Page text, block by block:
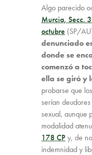
Algo parecido
Murcia, Secc.
octubre (SP/
denunciado
donde se
comenzó a
ella se giró y
probarse que
serían
sexual, aunque
modalidad
178 CPy, de
indemnidad y